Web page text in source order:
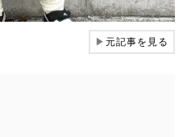
▶元記事を見る